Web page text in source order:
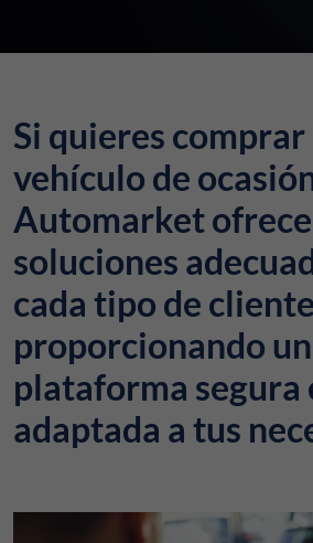
Si quieres comprar
vehículo de
Automarket
soluciones
cada tipo de
proporcionando
plataforma
adaptada a tus